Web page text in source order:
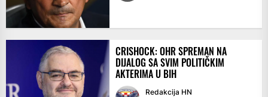
CRISHOCK: OHR SPREMAN NA
DIJALOG SA SVIM POLITIČKIM
AKTERIMA U BIH
Redakcija HN